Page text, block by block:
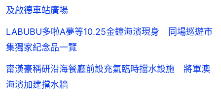
及啟德車站廣場
LABUBU多啦A夢等10.25金鐘海濱現身 同場巡遊市
集獨家紀念品一覽
甯漢豪稱研沿海餐廳前設充氣臨時擋水設施 將軍澳
海濱加建擋水牆